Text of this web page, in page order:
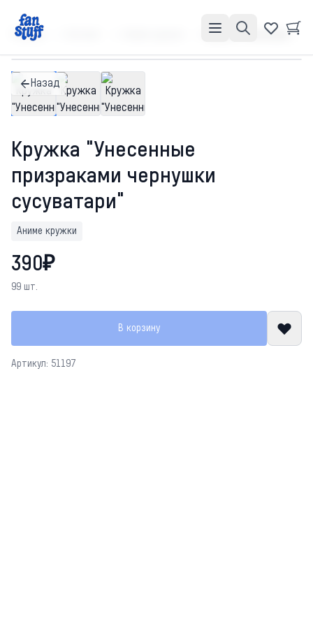
Главная Кружка "Унесенные призраками чернушки сусуватари"
Назад
Кружка "Унесенные
призраками чернушки
сусуватари"
Аниме кружки
390₽
99 шт.
В корзину
Артикул: 51197